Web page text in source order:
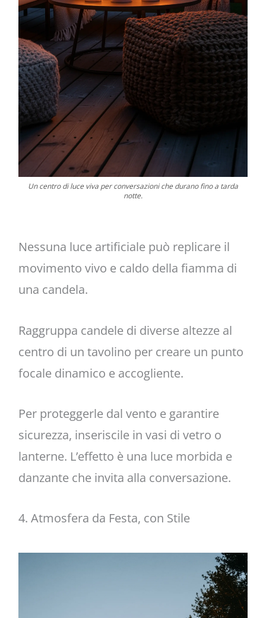
Un centro di luce viva per conversazioni che durano fino a tarda
notte.
Nessuna luce artificiale può replicare il
movimento vivo e caldo della fiamma di
una candela.
Raggruppa candele di diverse altezze al
centro di un tavolino per creare un punto
focale dinamico e accogliente.
Per proteggerle dal vento e garantire
sicurezza, inseriscile in vasi di vetro o
lanterne. L’effetto è una luce morbida e
danzante che invita alla conversazione.
4. Atmosfera da Festa, con Stile